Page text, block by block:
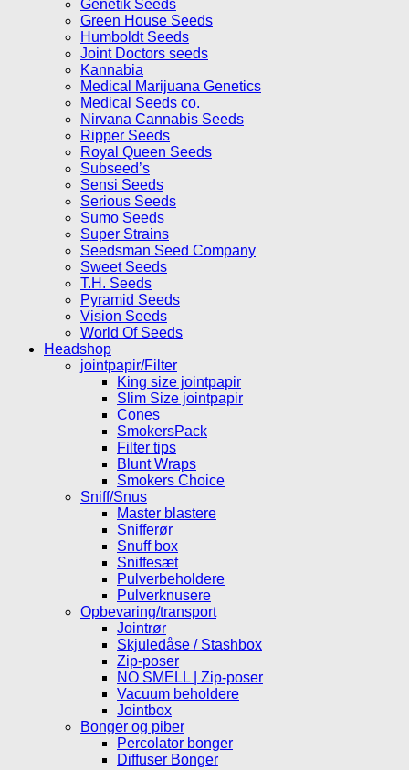
Genetik Seeds
Green House Seeds
Humboldt Seeds
Joint Doctors seeds
Kannabia
Medical Marijuana Genetics
Medical Seeds co.
Nirvana Cannabis Seeds
Ripper Seeds
Royal Queen Seeds
Subseed’s
Sensi Seeds
Serious Seeds
Sumo Seeds
Super Strains
Seedsman Seed Company
Sweet Seeds
T.H. Seeds
Pyramid Seeds
Vision Seeds
World Of Seeds
Headshop
jointpapir/Filter
King size jointpapir
Slim Size jointpapir
Cones
SmokersPack
Filter tips
Blunt Wraps
Smokers Choice
Sniff/Snus
Master blastere
Snifferør
Snuff box
Sniffesæt
Pulverbeholdere
Pulverknusere
Opbevaring/transport
Jointrør
Skjuledåse / Stashbox
Zip-poser
NO SMELL | Zip-poser
Vacuum beholdere
Jointbox
Bonger og piber
Percolator bonger
Diffuser Bonger